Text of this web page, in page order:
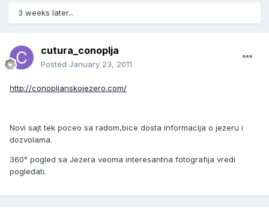
3 weeks later...
cutura_conoplja
Posted January 23, 2011
http://conopljanskojezero.com/
Novi sajt tek poceo sa radom,bice dosta informacija o jezeru i
dozvolama.
360° pogled sa Jezera veoma interesantna fotografija vredi
pogledati.